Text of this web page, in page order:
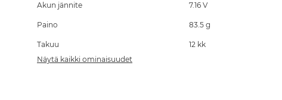
of
images
Akun jännite 7.16 V
Paino 83.5 g
Takuu
12 kk
Näytä kaikki ominaisuudet